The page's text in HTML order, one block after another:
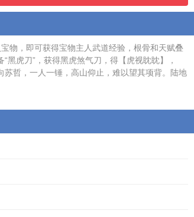
物，即可获得宝物主人武道经验，根骨和天赋叠
黑虎刀”，获得黑虎煞气刀，得【虎视眈眈】，
哲，一人一锤，高山仰止，难以望其项背。陆地